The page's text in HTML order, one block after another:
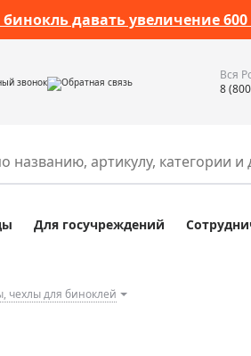
давать увеличение 600
звонок Обратная связь
Вся
8
Разное
Компасы
Для госучреждений
чехлы для биноклей